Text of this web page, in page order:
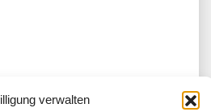
verwalten